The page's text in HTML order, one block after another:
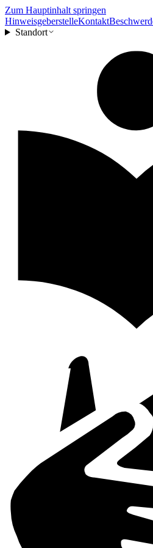
Zum Hauptinhalt springen
HinweisgeberstelleKontakt
Standort